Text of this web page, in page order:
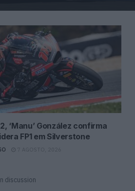
‘Manu’ González confirma
FP1 em Silverstone
7 AGOSTO, 2026
discussion